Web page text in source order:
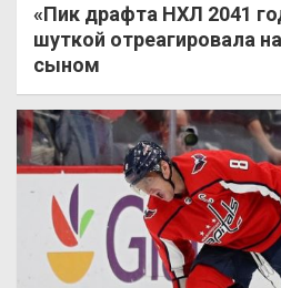
«Пик драфта НХЛ 2041
шуткой отреагировала
сыном